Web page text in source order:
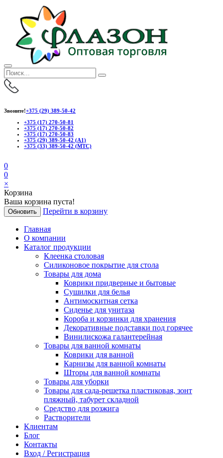
Звоните!+375 (29) 389-50-42
+375 (17) 270-50-81
+375 (17) 270-50-82
+375 (17) 270-50-83
+375 (29) 389-50-42 (А1)
+375 (33) 389-50-42 (МТС)
0
0
×
Корзина
Ваша корзина пуста!
Обновить Перейти в корзину
Главная
О компании
Каталог продукции
Клеенка столовая
Силиконовое покрытие для стола
Товары для дома
Коврики придверные и бытовые
Сушилки для белья
Антимоскитная сетка
Сиденье для унитаза
Короба и корзинки для хранения
Декоративные подставки под горячее
Винилискожа галантерейная
Товары для ванной комнаты
Коврики для ванной
Карнизы для ванной комнаты
Шторы для ванной комнаты
Товары для уборки
Товары для сада-решетка пластиковая, зонт
пляжный, табурет складной
Средство для розжига
Растворители
Клиентам
Блог
Контакты
Вход / Регистрация